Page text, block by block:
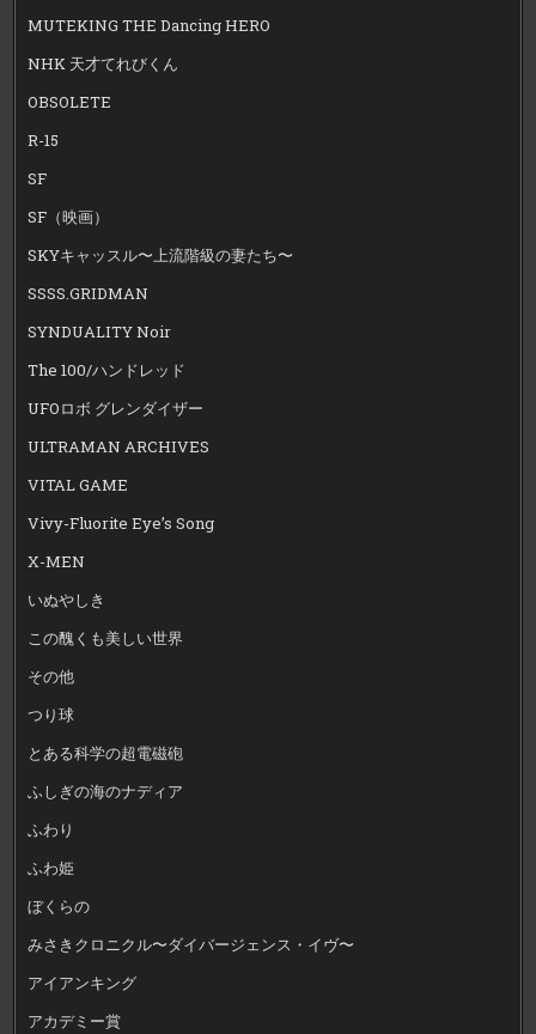
MUTEKING THE Dancing HERO
NHK 天才てれびくん
OBSOLETE
R-15
SF
SF（映画）
SKYキャッスル〜上流階級の妻たち〜
SSSS.GRIDMAN
SYNDUALITY Noir
The 100/ハンドレッド
UFOロボ グレンダイザー
ULTRAMAN ARCHIVES
VITAL GAME
Vivy-Fluorite Eye’s Song
X-MEN
いぬやしき
この醜くも美しい世界
その他
つり球
とある科学の超電磁砲
ふしぎの海のナディア
ふわり
ふわ姫
ぼくらの
みさきクロニクル〜ダイバージェンス・イヴ〜
アイアンキング
アカデミー賞